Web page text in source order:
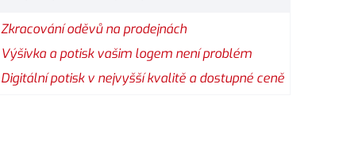
Zkracování oděvů na prodejnách
Výšivka a potisk vašim logem není problém
Digitální potisk v nejvyšší kvalitě a dostupné ceně